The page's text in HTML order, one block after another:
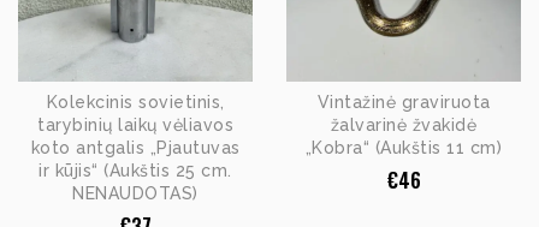
Kolekcinis sovietinis,
tarybinių laikų vėliavos
koto antgalis „Pjautuvas
ir kūjis“ (Aukštis 25 cm.
NENAUDOTAS)
Vintažinė graviruota
žalvarinė žvakidė
„Kobra“ (Aukštis 11 cm)
€46